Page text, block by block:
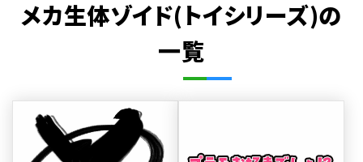
メカ生体ゾイド(トイシリーズ)の
一覧